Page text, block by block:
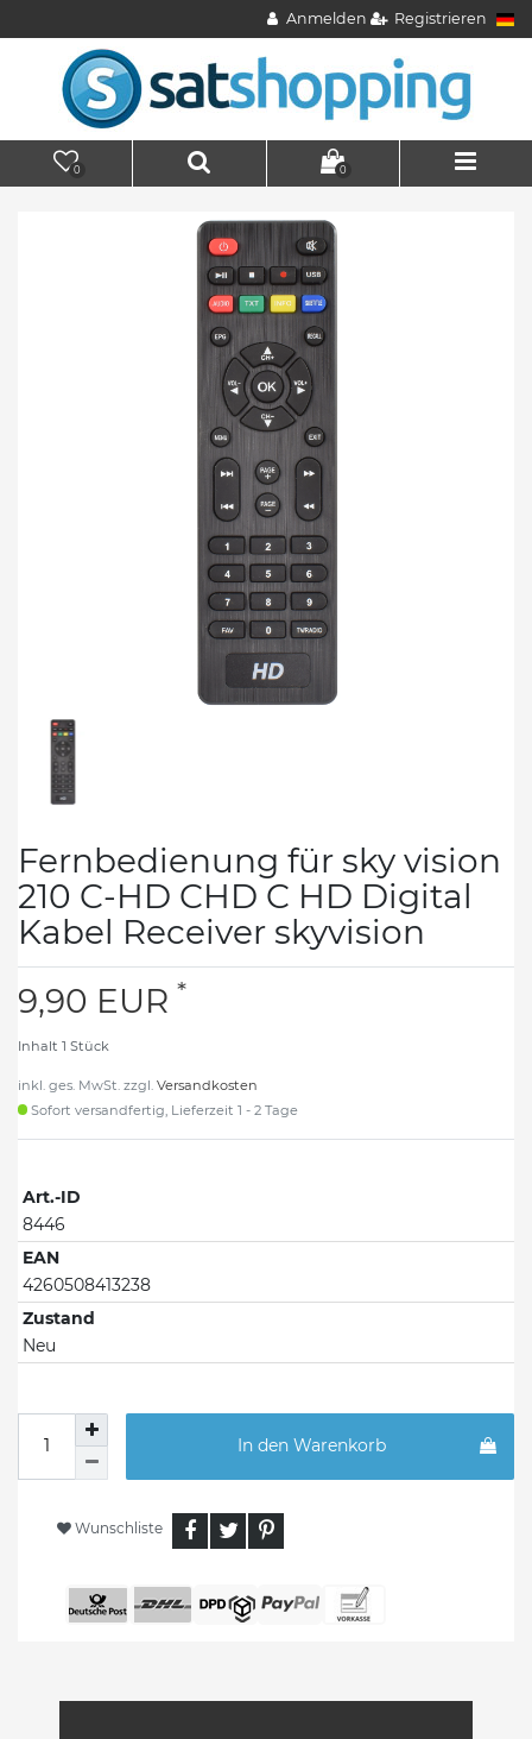
Anmelden Registrieren
0 0
Fernbedienung für sky vision
210 C-HD CHD C HD Digital
Kabel Receiver skyvision
9,90 EUR *
Inhalt 1 Stück
inkl. ges. MwSt. zzgl. Versandkosten
Sofort versandfertig, Lieferzeit 1 - 2 Tage
Art.-ID
8446
EAN
4260508413238
Zustand
Neu
In den Warenkorb
Wunschliste